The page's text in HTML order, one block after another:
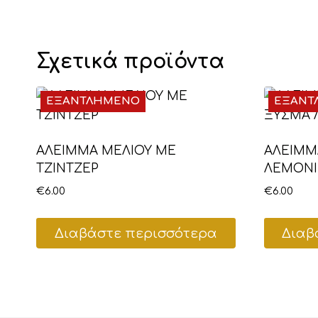
Σχετικά προϊόντα
ΕΞΑΝΤΛΗΜΕΝΟ
ΑΛΕΙΜΜΑ ΜΕΛΙΟΥ ΜΕ
ΤΖΙΝΤΖΕΡ
€6.00
Διαβάστε περισσότερα
ΛΕΜΟΝΙ
€6.00